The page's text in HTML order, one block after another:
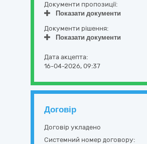
Документи пропозиції:
Показати документи
Документи рішення:
Показати документи
Дата акцепта:
16-04-2026, 09:37
Договір
Договір укладено
Системний номер договору: